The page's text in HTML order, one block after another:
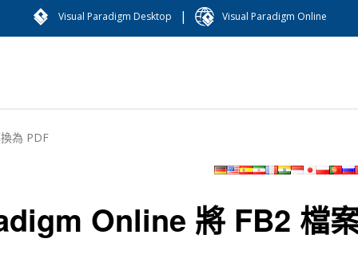
Visual Paradigm Desktop | Visual Paradigm Online
為 PDF
Online 將 FB2 檔